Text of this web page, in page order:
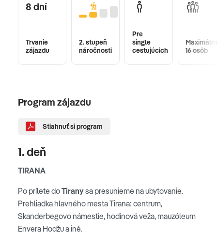
8 dní
Trvanie
zájazdu
2. stupeň
náročnosti
Pre
single
cestujúcich
16 osôb
Program zájazdu
Stiahnuť si program
1. deň
TIRANA
Po prílete doTiranysa presunieme na ubytovanie.
Prehliadka hlavného mesta Tirana: centrum,
Skanderbegovo námestie, hodinová veža, mauzóleum
Envera Hodžu a iné.